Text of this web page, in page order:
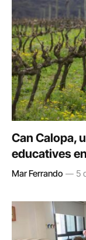
Can Calopa,
educatives
Mar Ferrando 5